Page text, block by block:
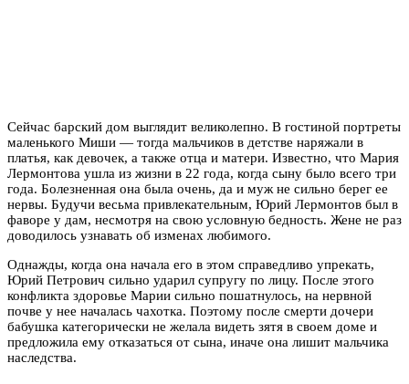
Сейчас барский дом выглядит великолепно. В гостиной портреты
маленького Миши — тогда мальчиков в детстве наряжали в
платья, как девочек, а также отца и матери. Известно, что Мария
Лермонтова ушла из жизни в 22 года, когда сыну было всего три
года. Болезненная она была очень, да и муж не сильно берег ее
нервы. Будучи весьма привлекательным, Юрий Лермонтов был в
фаворе у дам, несмотря на свою условную бедность. Жене не раз
доводилось узнавать об изменах любимого.
Однажды, когда она начала его в этом справедливо упрекать,
Юрий Петрович сильно ударил супругу по лицу. После этого
конфликта здоровье Марии сильно пошатнулось, на нервной
почве у нее началась чахотка. Поэтому после смерти дочери
бабушка категорически не желала видеть зятя в своем доме и
предложила ему отказаться от сына, иначе она лишит мальчика
наследства.